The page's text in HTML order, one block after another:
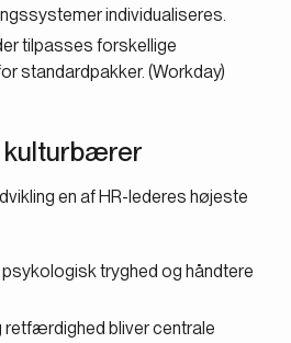
individualiseres.
tilpasses forskellige
standardpakker. (Workday)
kulturbærer
en af HR-lederes højeste
tryghed og håndtere
bliver centrale